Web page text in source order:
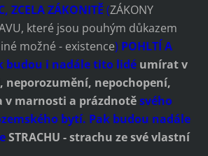
ZCELA ZÁKONITĚ (ZÁKONY
které jsou pouhým důkazem
možné - existence) POHLTÍ A
budou i nadále tito lidé umírat v
neporozumění, nepochopení,
v marnosti a prázdnotěsvého
bytí. Pak budou nadále
STRACHU - strachu ze své vlastní